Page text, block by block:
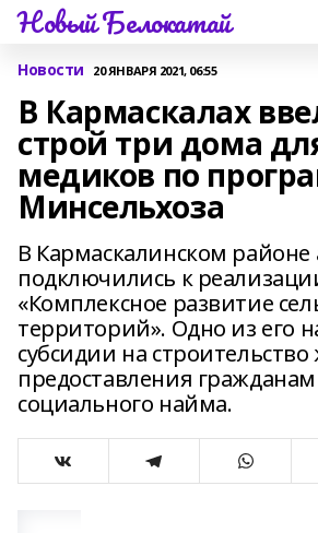
Новый Белокатай
Новости 20 ЯНВАРЯ 2021, 06:55
В Кармаскалах
строй три дома
медиков по
Минсельхоза
В Кармаскалинском районе
подключились к
«Комплексное развитие
территорий». Одно из его
субсидии на
предоставления
социального найма.